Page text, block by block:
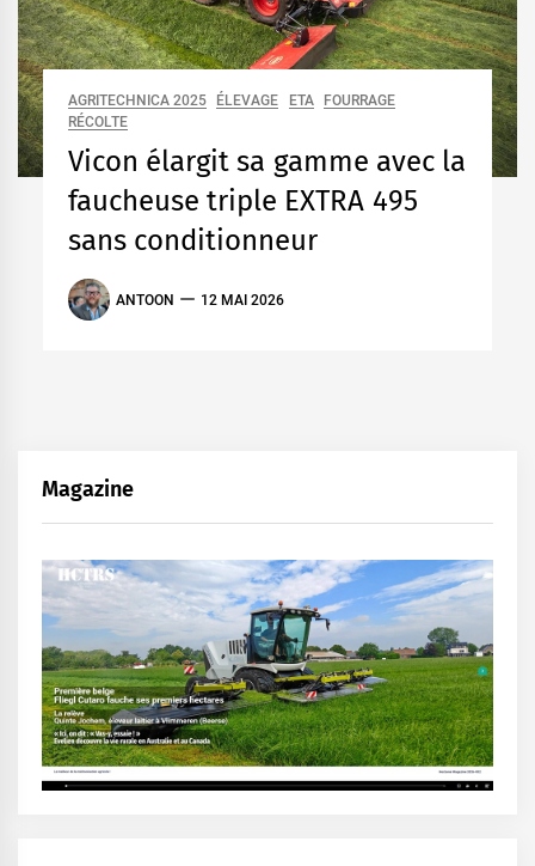
AGRITECHNICA 2025 ÉLEVAGE ETA
FOURRAGE
RÉCOLTE
Vicon élargit sa gamme avec la
faucheuse triple EXTRA 495
sans conditionneur
ANTOON 12 MAI 2026
Magazine